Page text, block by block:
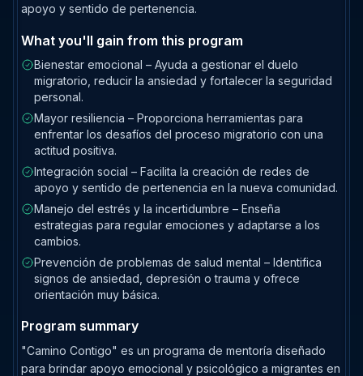
apoyo y sentido de pertenencia.
What you'll gain from this program
Bienestar emocional – Ayuda a gestionar el duelo
migratorio, reducir la ansiedad y fortalecer la seguridad
personal.
Mayor resiliencia – Proporciona herramientas para
enfrentar los desafíos del proceso migratorio con una
actitud positiva.
Integración social – Facilita la creación de redes de
apoyo y sentido de pertenencia en la nueva comunidad.
Manejo del estrés y la incertidumbre – Enseña
estrategias para regular emociones y adaptarse a los
cambios.
Prevención de problemas de salud mental – Identifica
signos de ansiedad, depresión o trauma y ofrece
orientación muy básica.
Program summary
"Camino Contigo" es un programa de mentoría diseñado
para brindar apoyo emocional y psicológico a migrantes en